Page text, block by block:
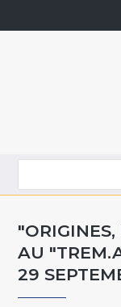
"ORIGINES,
AU
29